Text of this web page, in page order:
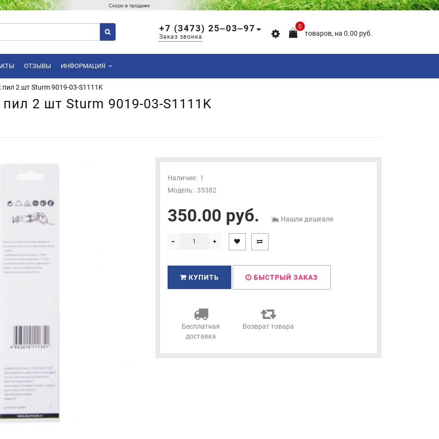
0
товаров, на 0.00 руб.
+7 (3473) 25‒03‒97
Заказ звонка
ОТЗЫВЫ ИНФОРМАЦИЯ
2 шт Sturm 9019-03-S1111K
2 шт Sturm 9019-03-S1111K
Наличие: 1
Модель: 35382
350.00 руб. Нашли дешевле
КУПИТЬ БЫСТРЫЙ ЗАКАЗ
Бесплатная
доставка
Возврат товара